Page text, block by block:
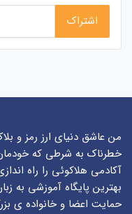
من عاشق دنیای ارز رمز و
خطرناک به شرطی که
آکادمی هلاکوئی را راه
بهترین پایگاه آموزشی به
حمایت اعضا و خانواده ی